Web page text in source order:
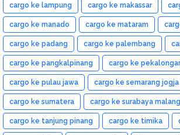
cargo ke lampung cargo ke makassar
cargo ke manado cargo ke mataram
cargo ke padang cargo ke palembang
cargo ke pangkalpinang cargo ke
cargo ke pulau jawa cargo ke semarang jogja
cargo ke sumatera cargo ke surabaya malang
cargo ke tanjung pinang cargo ke timika